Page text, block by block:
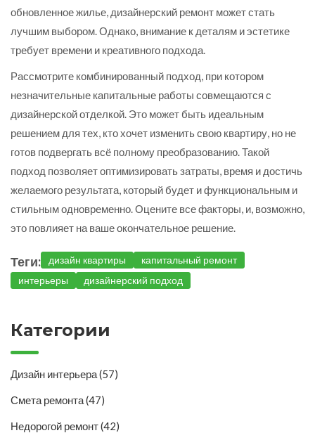
обновленное жилье, дизайнерский ремонт может стать
лучшим выбором. Однако, внимание к деталям и эстетике
требует времени и креативного подхода.
Рассмотрите комбинированный подход, при котором
незначительные капитальные работы совмещаются с
дизайнерской отделкой. Это может быть идеальным
решением для тех, кто хочет изменить свою квартиру, но не
готов подвергать всё полному преобразованию. Такой
подход позволяет оптимизировать затраты, время и достичь
желаемого результата, который будет и функциональным и
стильным одновременно. Оцените все факторы, и, возможно,
это повлияет на ваше окончательное решение.
Теги: дизайн квартиры
капитальный ремонт
интерьеры
дизайнерский подход
Категории
Дизайн интерьера(57)
Смета ремонта(47)
Недорогой ремонт(42)